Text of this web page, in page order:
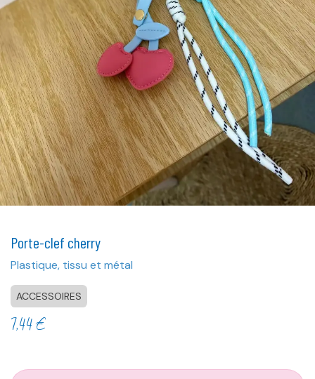
Porte-clef cherry
Plastique, tissu et métal
ACCESSOIRES
7,44€